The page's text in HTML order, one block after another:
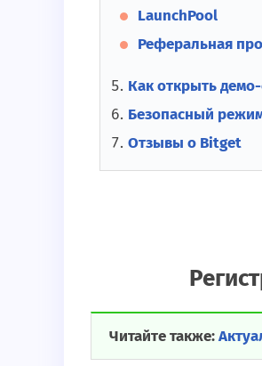
LaunchPool
Реферальная
Как открыть демо-
Безопасный
Отзывы о Bitget
Читайте также: